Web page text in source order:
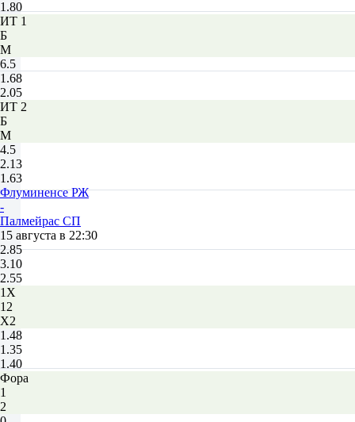
1.80
ИТ 1
Б
М
6.5
1.68
2.05
ИТ 2
Б
М
4.5
2.13
1.63
Флуминенсе РЖ
-
Палмейрас СП
15 августа в 22:30
2.85
3.10
2.55
1X
12
X2
1.48
1.35
1.40
Фора
1
2